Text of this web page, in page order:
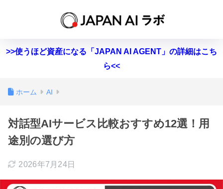
>>使うほど資産になる「JAPAN AI AGENT」の詳細はこち
ら<<
ホーム AI
対話型AIサービス比較おすすめ12選！用
途別の選び方
2026年7月24日